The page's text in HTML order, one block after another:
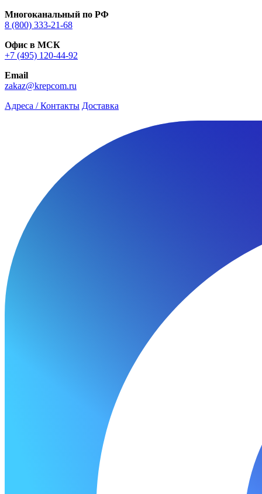
Многоканальный по РФ
8 (800) 333‑21-68
Офис в МСК
+7 (495) 120-44-92
Email
zakaz@krepcom.ru
Адреса / Контакты Доставка